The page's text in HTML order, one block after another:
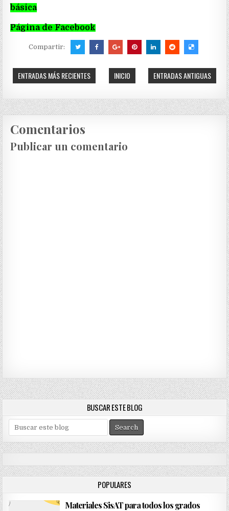
básica
Página de Facebook
Compartir:
ENTRADAS MÁS RECIENTES ENTRADAS ANTIGUAS
INICIO
Comentarios
Publicar un comentario
BUSCAR ESTE BLOG
e
a
r
c
h
o
r
POPULARES
Materiales SisAT para todos los grados